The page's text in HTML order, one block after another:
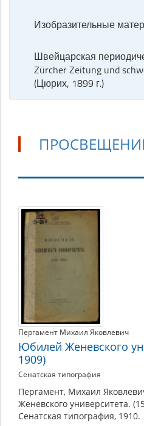
Изобразительные
Швейцарская
Zürcher Zeitung und
(Цюрих, 1899 г.)
Просвещение
Пергамент Михаил Яковлевич
Юбилей Женевского
1909)
Сенатская типография
Пергамент, Михаил
Женевского университета.
Сенатская типография, 1910.